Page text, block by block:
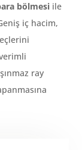
bölmesi ile
iç hacim,
ray